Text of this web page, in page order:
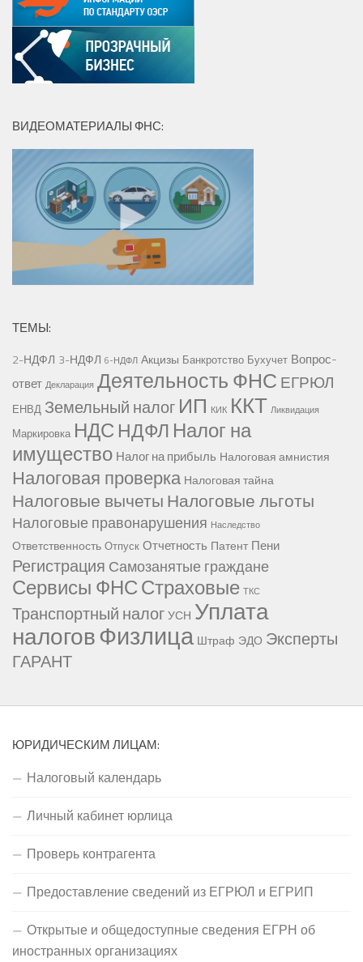
ВИДЕОМАТЕРИАЛЫ ФНС:
ТЕМЫ:
2-НДФЛ 3-НДФЛ 6-НДФЛ Акцизы Банкротство Бухучет Вопрос-
ответ Декларация Деятельность ФНС ЕГРЮЛ
ЕНВД Земельный налог ИП КИК ККТ Ликвидация
Маркировка НДС НДФЛ Налог на
имущество Налог на прибыль Налоговая амнистия
Налоговая проверка Налоговая тайна
Налоговые вычетыНалоговые льготы
Налоговые правонарушения Наследство
Ответственность Отпуск Отчетность Патент Пени
Регистрация Самозанятые граждане
Сервисы ФНССтраховые ТКС
Транспортный налогУСН Уплата
налоговФизлица Штраф ЭДО Эксперты
ГАРАНТ
ЮРИДИЧЕСКИМ ЛИЦАМ:
Налоговый календарь
Личный кабинет юрлица
Проверь контрагента
Предоставление сведений из ЕГРЮЛ и ЕГРИП
Открытые и общедоступные сведения ЕГРН об
иностранных организациях